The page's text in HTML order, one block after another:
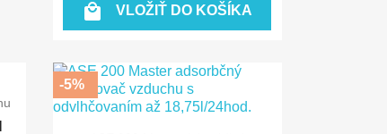
 VLOŽIŤ DO KOŠÍKA
-5%